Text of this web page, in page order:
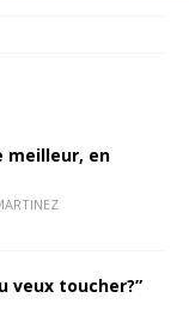
meilleur, en
veux toucher?”